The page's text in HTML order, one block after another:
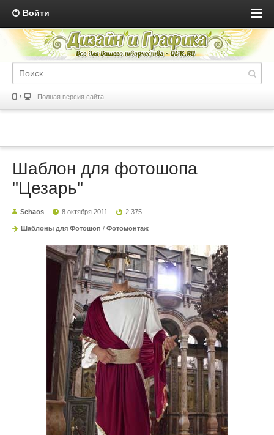
Войти
Полная версия сайта
Шаблон для фотошопа
"Цезарь"
Schaos 8 октября 2011 2 375
Шаблоны для Фотошоп / Фотомонтаж